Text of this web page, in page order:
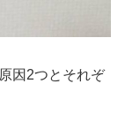
因2つとそれぞ